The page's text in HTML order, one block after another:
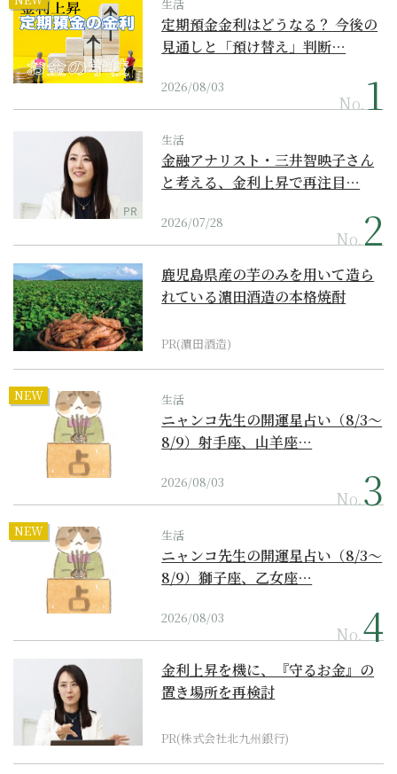
生活
定期預金金利はどうなる？ 今後の
見通しと「預け替え」判断…
2026/08/03
No.
PR
生活
金融アナリスト・三井智映子さん
と考える、金利上昇で再注目…
2026/07/28
No.
鹿児島県産の芋のみを用いて造ら
れている濵田酒造の本格焼酎
PR(濵田酒造)
NEW 生活
ニャンコ先生の開運星占い（8/3～
8/9）射手座、山羊座…
2026/08/03
No.
NEW 生活
ニャンコ先生の開運星占い（8/3～
8/9）獅子座、乙女座…
2026/08/03
No.
金利上昇を機に、『守るお金』の
置き場所を再検討
PR(株式会社北九州銀行)